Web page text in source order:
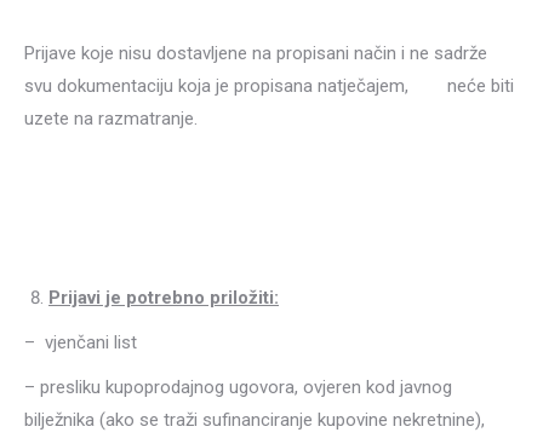
Prijave koje nisu dostavljene na propisani način i ne sadrže
svu dokumentaciju koja je propisana natječajem, neće biti
uzete na razmatranje.
Prijavi je potrebno priložiti:
– vjenčani list
– presliku kupoprodajnog ugovora, ovjeren kod javnog
bilježnika (ako se traži sufinanciranje kupovine nekretnine),